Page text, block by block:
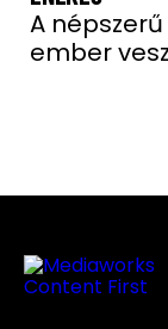
A
ember